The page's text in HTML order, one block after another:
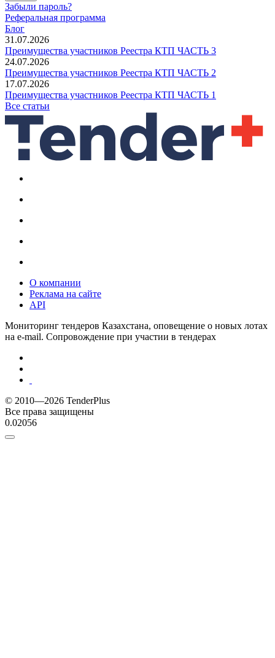
Забыли пароль?
Реферальная программа
Блог
31.07.2026
Преимущества участников Реестра КТП ЧАСТЬ 3
24.07.2026
Преимущества участников Реестра КТП ЧАСТЬ 2
17.07.2026
Преимущества участников Реестра КТП ЧАСТЬ 1
Все статьи
О компании
Реклама на сайте
API
Мониторинг тендеров Казахстана, оповещение о новых лотах
на e-mail. Сопровождение при участии в тендерах
© 2010—2026 TenderPlus
Все права защищены
0.02056